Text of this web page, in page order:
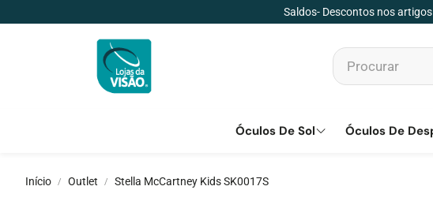
Saldos- Descontos nos
Óculos De Sol Óculos De
Início Outlet Stella McCartney Kids SK0017S